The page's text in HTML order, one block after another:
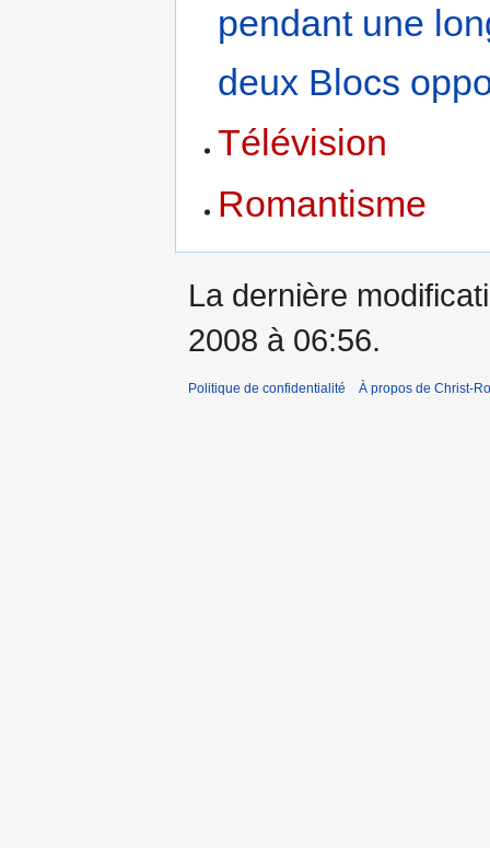
pendant une
deux Blocs
Télévision
Romantisme
La dernière
2008 à 06:56.
Politique de confidentialité À propos de Christ-